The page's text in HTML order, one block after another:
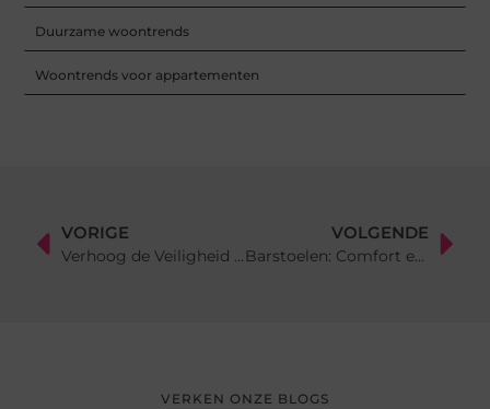
Duurzame woontrends
Woontrends voor appartementen
VORIGE
Verhoog de Veiligheid van Je Project met Brandklasse B Folie
VOLGENDE
Barstoelen: Comfort en Stijl voor Elke Keuken
VERKEN ONZE BLOGS